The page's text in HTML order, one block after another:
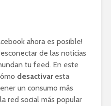
ahora es posible!
de las noticias
tu feed. En este
desactivaresta
un consumo más
red social más popular